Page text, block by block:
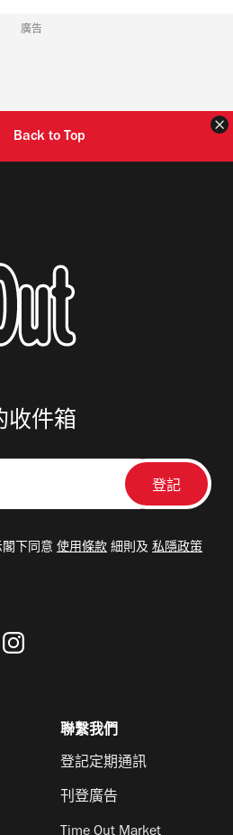
廣告
Back to Top
收件箱
下同意 使用條款 細則及 私隱政策
聯繫我們
登記定期通訊
刊登廣告
Time Out Market